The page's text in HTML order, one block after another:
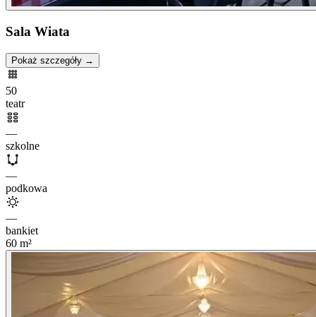
Sala Wiata
Pokaż szczegóły →
50
teatr
—
szkolne
—
podkowa
—
bankiet
60 m²